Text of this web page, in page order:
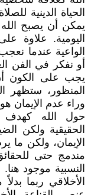
الحياة الدينية
يمكن أن يصبح
اليومية. علاوة
الواعية عندما
أو نفكر في الفن
يجب على الكون أن
المنظور، ستظهر
وراء عدم الإيمان
حول الله كهدف
الحقيقية ولكن
الإيمان، ولكن ما
مندمج حتى
النسبية موجود
الأخلاقي ربما